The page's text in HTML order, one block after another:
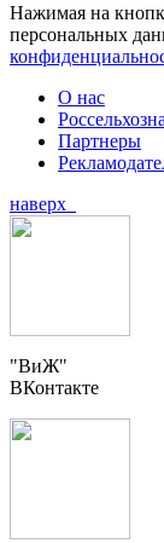
Нажимая на
персональных
О нас
Партнеры
наверх
"ВиЖ"
ВКонтакте